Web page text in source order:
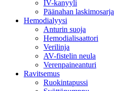
IV-kanyyli
Päänahan laskimosarja
Hemodialyysi
Anturin suoja
Hemodialisaattori
Verilinja
AV-fistelin neula
Verenpaineanturi
Ravitsemus
Ruokintapussi